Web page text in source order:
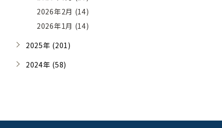
2026年2月 (14)
2026年1月 (14)
2025年 (201)
2024年 (58)